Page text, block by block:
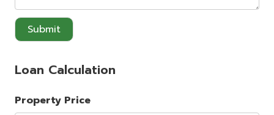
Submit
Loan Calculation
Property Price